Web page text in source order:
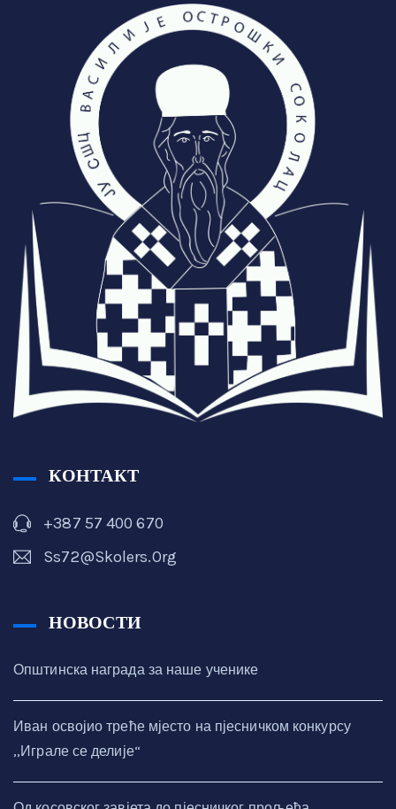
КОНТАКТ
+387 57 400 670
Ss72@skolers.org
НОВОСТИ
Општинска награда за наше ученике
Иван освојио треће мјесто на пјесничком конкурсу
,,Играле се делије“